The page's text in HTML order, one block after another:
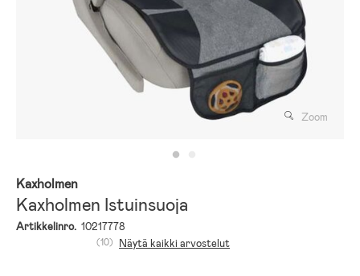
Zoom
Kaxholmen
Kaxholmen Istuinsuoja
Artikkelinro. 10217778
(10) Näytä kaikki arvostelut